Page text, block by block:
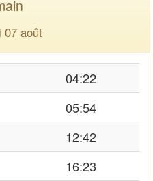
07 août
04:22
05:54
12:42
16:23